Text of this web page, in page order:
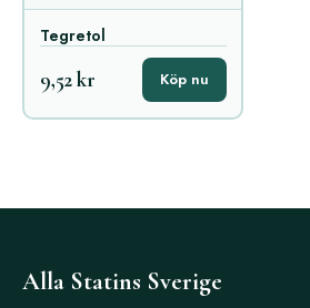
Tegretol
9,52 kr Köp nu
Alla Statins Sverige